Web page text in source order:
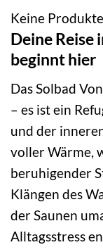
Keine
Deine Reise
beginnt hier
Das Solbad
– es ist ein
und der
voller Wärme,
beruhigender
Klängen des
der Saunen
Alltagsstress